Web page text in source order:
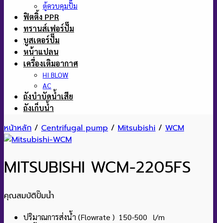
ตู้ควบคุมปั๊ม
ฟิตติ้ง PPR
ทรานส์เฟอร์ปั๊ม
บูสเตอร์ปั๊ม
หน้าแปลน
เครื่องเติมอากาศ
HI BLOW
AC
ถังบำบัดน้ำเสีย
ถังเก็บน้ำ
หน้าหลัก / Centrifugal pump / Mitsubishi / WCM
MITSUBISHI WCM-2205FS
คุณสมบัติปั๊มน้ำ
ปริมาณการส่งน้ำ (Flowrate ) 150-500 l/m